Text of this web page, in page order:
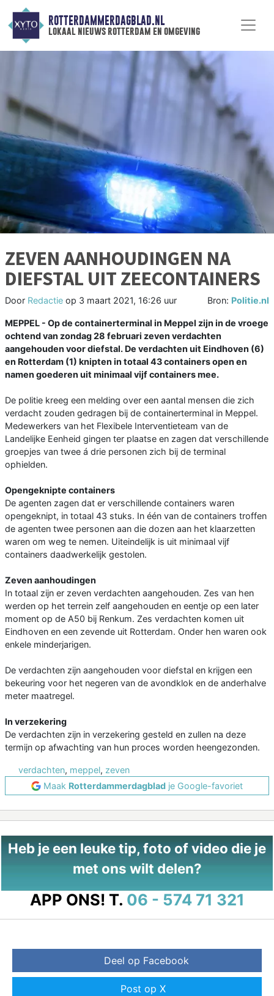
ROTTERDAMMERDAGBLAD.NL
lokaal nieuws rotterdam en omgeving
ZEVEN AANHOUDINGEN NA
DIEFSTAL UIT ZEECONTAINERS
Door Redactie op 3 maart 2021, 16:26 uur Bron: Politie.nl
MEPPEL - Op de containerterminal in Meppel zijn in de vroege
ochtend van zondag 28 februari zeven verdachten
aangehouden voor diefstal. De verdachten uit Eindhoven (6)
en Rotterdam (1) knipten in totaal 43 containers open en
namen goederen uit minimaal vijf containers mee.
De politie kreeg een melding over een aantal mensen die zich
verdacht zouden gedragen bij de containerterminal in Meppel.
Medewerkers van het Flexibele Interventieteam van de
Landelijke Eenheid gingen ter plaatse en zagen dat verschillende
groepjes van twee á drie personen zich bij de terminal
ophielden.
Opengeknipte containers
De agenten zagen dat er verschillende containers waren
opengeknipt, in totaal 43 stuks. In één van de containers troffen
de agenten twee personen aan die dozen aan het klaarzetten
waren om weg te nemen. Uiteindelijk is uit minimaal vijf
containers daadwerkelijk gestolen.
Zeven aanhoudingen
In totaal zijn er zeven verdachten aangehouden. Zes van hen
werden op het terrein zelf aangehouden en eentje op een later
moment op de A50 bij Renkum. Zes verdachten komen uit
Eindhoven en een zevende uit Rotterdam. Onder hen waren ook
enkele minderjarigen.
De verdachten zijn aangehouden voor diefstal en krijgen een
bekeuring voor het negeren van de avondklok en de anderhalve
meter maatregel.
In verzekering
De verdachten zijn in verzekering gesteld en zullen na deze
termijn op afwachting van hun proces worden heengezonden.
verdachten, meppel, zeven
Maak Rotterdammerdagblad je Google-favoriet
Heb je een leuke tip, foto of video die je
met ons wilt delen?
APP ONS! T. 06 - 574 71 321
Deel op Facebook
Post op X